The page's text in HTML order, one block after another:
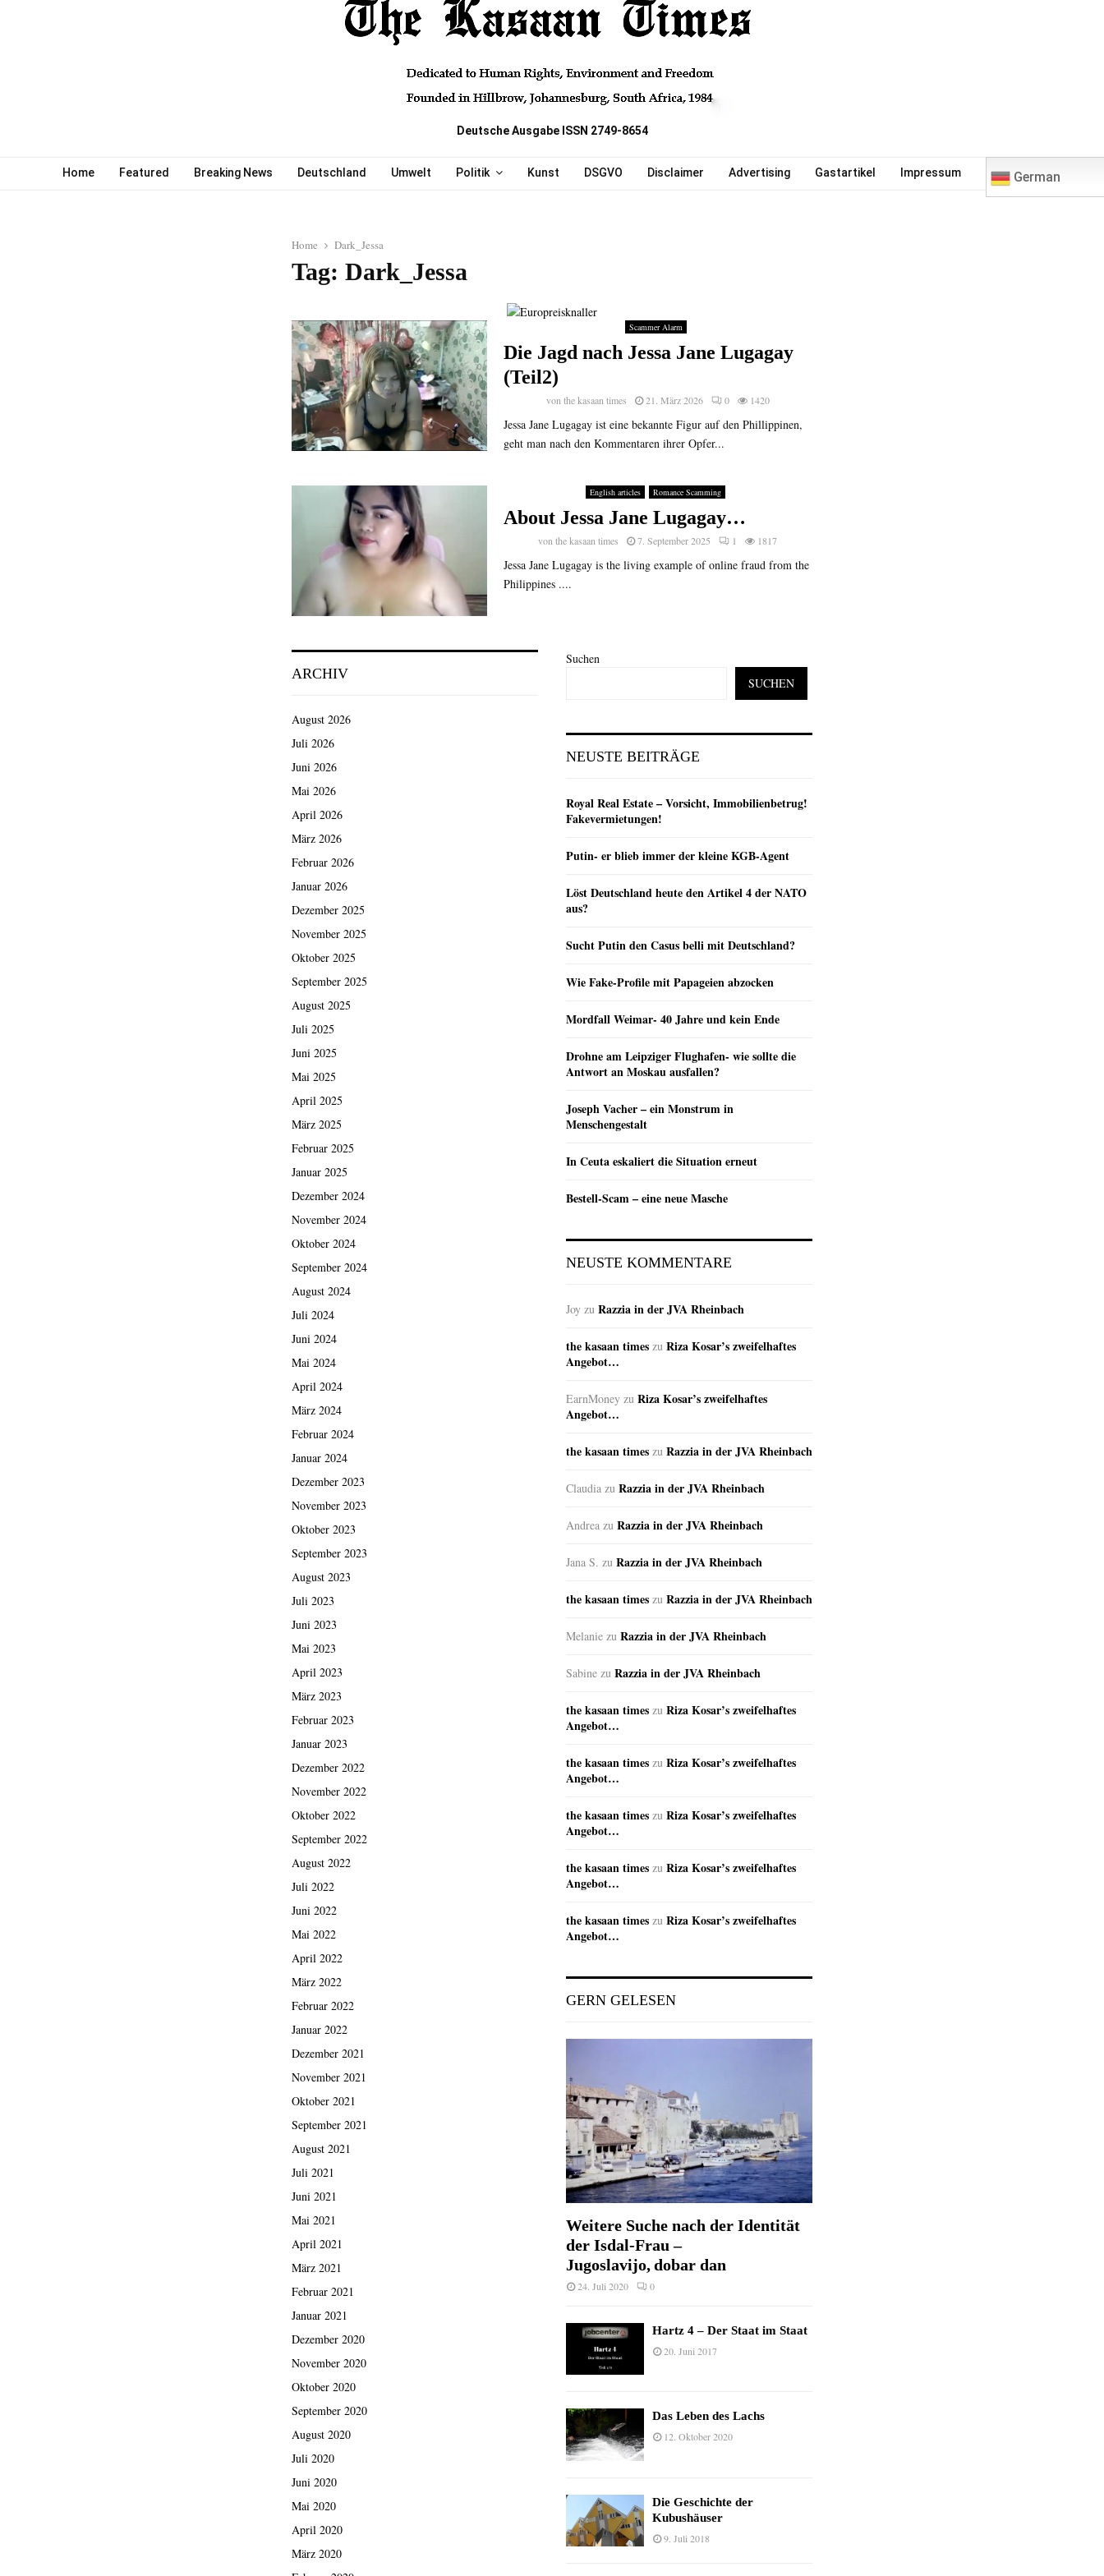
Deutsche Ausgabe ISSN 2749-8654
Home Featured Breaking News Deutschland Umwelt Politik Kunst DSGVO Disclaimer Advertising Gastartikel Impressum German
Home Dark_Jessa
Tag: Dark_Jessa
Scammer Alarm
Die Jagd nach Jessa Jane Lugagay
(Teil2)
vonthe kasaan times 21. März 2026 0 1420
Jessa Jane Lugagay ist eine bekannte Figur auf den Phillippinen,
geht man nach den Kommentaren ihrer Opfer...
English articles Romance Scamming
About Jessa Jane Lugagay…
vonthe kasaan times 7. September 2025 1 1817
Jessa Jane Lugagay is the living example of online fraud from the
Philippines ....
ARCHIV
August 2026
Juli 2026
Juni 2026
Mai 2026
April 2026
März 2026
Februar 2026
Januar 2026
Dezember 2025
November 2025
Oktober 2025
September 2025
August 2025
Juli 2025
Juni 2025
Mai 2025
April 2025
März 2025
Februar 2025
Januar 2025
Dezember 2024
November 2024
Oktober 2024
September 2024
August 2024
Juli 2024
Juni 2024
Mai 2024
April 2024
März 2024
Februar 2024
Januar 2024
Dezember 2023
November 2023
Oktober 2023
September 2023
August 2023
Juli 2023
Juni 2023
Mai 2023
April 2023
März 2023
Februar 2023
Januar 2023
Dezember 2022
November 2022
Oktober 2022
September 2022
August 2022
Juli 2022
Juni 2022
Mai 2022
April 2022
März 2022
Februar 2022
Januar 2022
Dezember 2021
November 2021
Oktober 2021
September 2021
August 2021
Juli 2021
Juni 2021
Mai 2021
April 2021
März 2021
Februar 2021
Januar 2021
Dezember 2020
November 2020
Oktober 2020
September 2020
August 2020
Juli 2020
Juni 2020
Mai 2020
April 2020
März 2020
Suchen
SUCHEN
NEUSTE BEITRÄGE
Royal Real Estate – Vorsicht, Immobilienbetrug!
Fakevermietungen!
Putin- er blieb immer der kleine KGB-Agent
Löst Deutschland heute den Artikel 4 der NATO
aus?
Sucht Putin den Casus belli mit Deutschland?
Wie Fake-Profile mit Papageien abzocken
Mordfall Weimar- 40 Jahre und kein Ende
Drohne am Leipziger Flughafen- wie sollte die
Antwort an Moskau ausfallen?
Joseph Vacher – ein Monstrum in
Menschengestalt
In Ceuta eskaliert die Situation erneut
Bestell-Scam – eine neue Masche
NEUSTE KOMMENTARE
Joy zu Razzia in der JVA Rheinbach
the kasaan times zu Riza Kosar’s zweifelhaftes
Angebot…
EarnMoney zu Riza Kosar’s zweifelhaftes
Angebot…
the kasaan times zu Razzia in der JVA Rheinbach
Claudia zu Razzia in der JVA Rheinbach
Andrea zu Razzia in der JVA Rheinbach
Jana S. zu Razzia in der JVA Rheinbach
the kasaan times zu Razzia in der JVA Rheinbach
Melanie zu Razzia in der JVA Rheinbach
Sabine zu Razzia in der JVA Rheinbach
the kasaan times zu Riza Kosar’s zweifelhaftes
Angebot…
the kasaan times zu Riza Kosar’s zweifelhaftes
Angebot…
the kasaan times zu Riza Kosar’s zweifelhaftes
Angebot…
the kasaan times zu Riza Kosar’s zweifelhaftes
Angebot…
the kasaan times zu Riza Kosar’s zweifelhaftes
Angebot…
GERN GELESEN
Weitere Suche nach der Identität
der Isdal-Frau –
Jugoslavijo, dobar dan
24. Juli 2020 0
Hartz 4 – Der Staat im Staat
20. Juni 2017
Das Leben des Lachs
12. Oktober 2020
Die Geschichte der
Kubushäuser
9. Juli 2018